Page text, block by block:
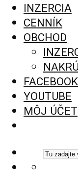
INZERCIA
CENNÍK
OBCHOD
FACEBOOK
YOUTUBE
MÔJ ÚČET